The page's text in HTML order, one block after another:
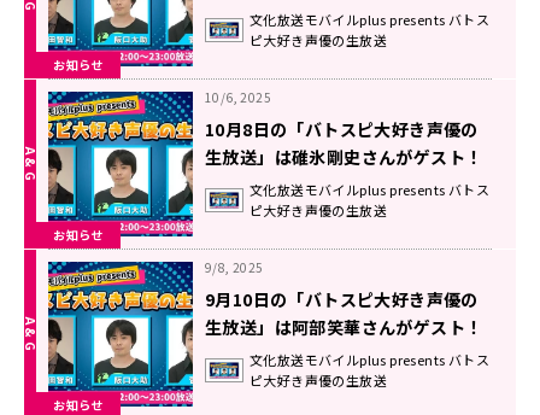
お知らせ
文化放送モバイルplus presents バトス
ピ大好き声優の生放送
お知らせ
10/6, 2025
10月8日の「バトスピ大好き声優の
生放送」は碓氷剛史さんがゲスト！
文化放送モバイルplus presents バトス
ピ大好き声優の生放送
お知らせ
9/8, 2025
9月10日の「バトスピ大好き声優の
生放送」は阿部笑華さんがゲスト！
文化放送モバイルplus presents バトス
ピ大好き声優の生放送